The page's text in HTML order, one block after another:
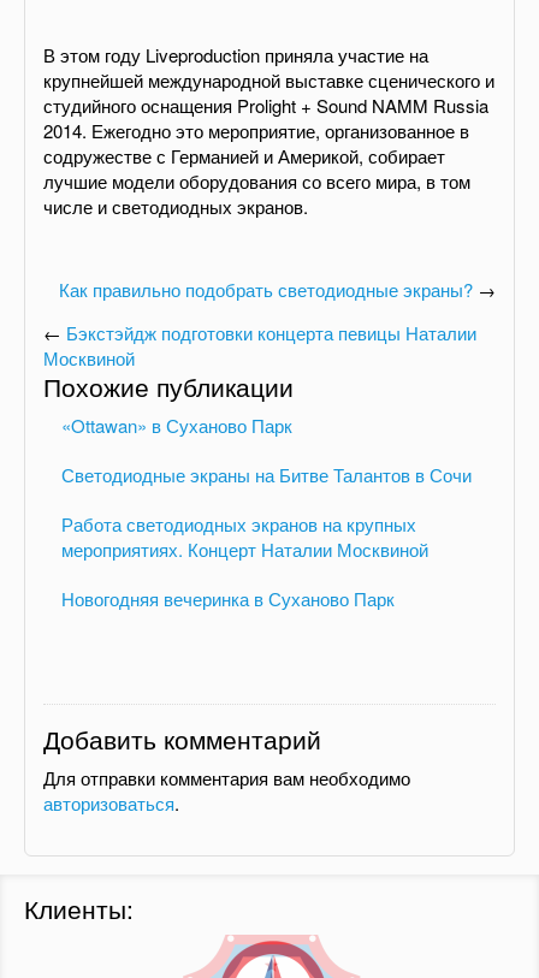
В этом году Liveproduction приняла участие на
крупнейшей международной выставке сценического и
студийного оснащения Prolight + Sound NAMM Russia
2014. Ежегодно это мероприятие, организованное в
содружестве с Германией и Америкой, собирает
лучшие модели оборудования со всего мира, в том
числе и светодиодных экранов.
Как правильно подобрать светодиодные экраны? →
← Бэкстэйдж подготовки концерта певицы Наталии
Москвиной
Похожие публикации
«Ottawan» в Суханово Парк
Светодиодные экраны на Битве Талантов в Сочи
Работа светодиодных экранов на крупных
мероприятиях. Концерт Наталии Москвиной
Новогодняя вечеринка в Суханово Парк
Добавить комментарий
Для отправки комментария вам необходимо
авторизоваться.
Клиенты: